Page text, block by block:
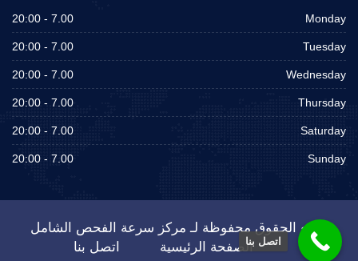
Monday
7.00 - 20:00
Tuesday
7.00 - 20:00
Wednesday
7.00 - 20:00
Thursday
7.00 - 20:00
Saturday
7.00 - 20:00
Sunday
7.00 - 20:00
جميع الحقوق محفوظة لـ مركز سرعة الفحص الشامل
الصفحة الرئيسية
اتصل بنا اتصل بنا